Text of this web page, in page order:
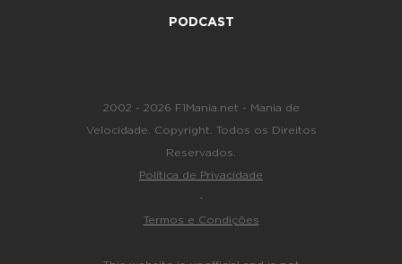
PODCAST
2002 - 2026 F1Mania.net - Mania de
Velocidade. Copyright. Todos os Direitos
Reservados.
Política de Privacidade
-
Termos e Condições